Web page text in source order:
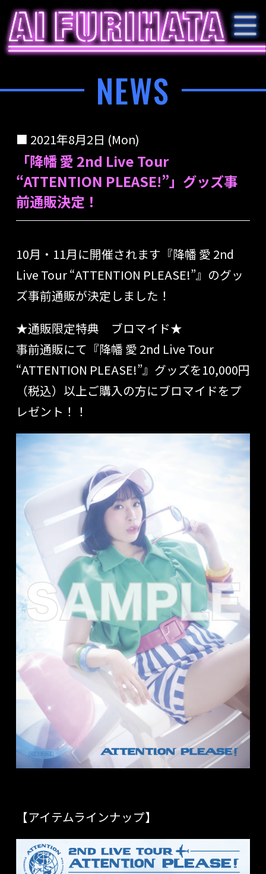
NEWS
2021年8月2日 (Mon)
「降幡 愛 2nd Live Tour
“ATTENTION PLEASE!”」グッズ事
前通販決定！
10月・11月に開催されます 『降幡 愛 2nd
Live Tour “ATTENTION PLEASE!”』 のグッ
ズ事前通販が決定しました！
★通販限定特典 ブロマイド★
事前通販にて 『降幡 愛 2nd Live Tour
“ATTENTION PLEASE!”』 グッズを10,000円
（税込）以上ご購入の方にブロマイドをプ
レゼント！！
【アイテムラインナップ】